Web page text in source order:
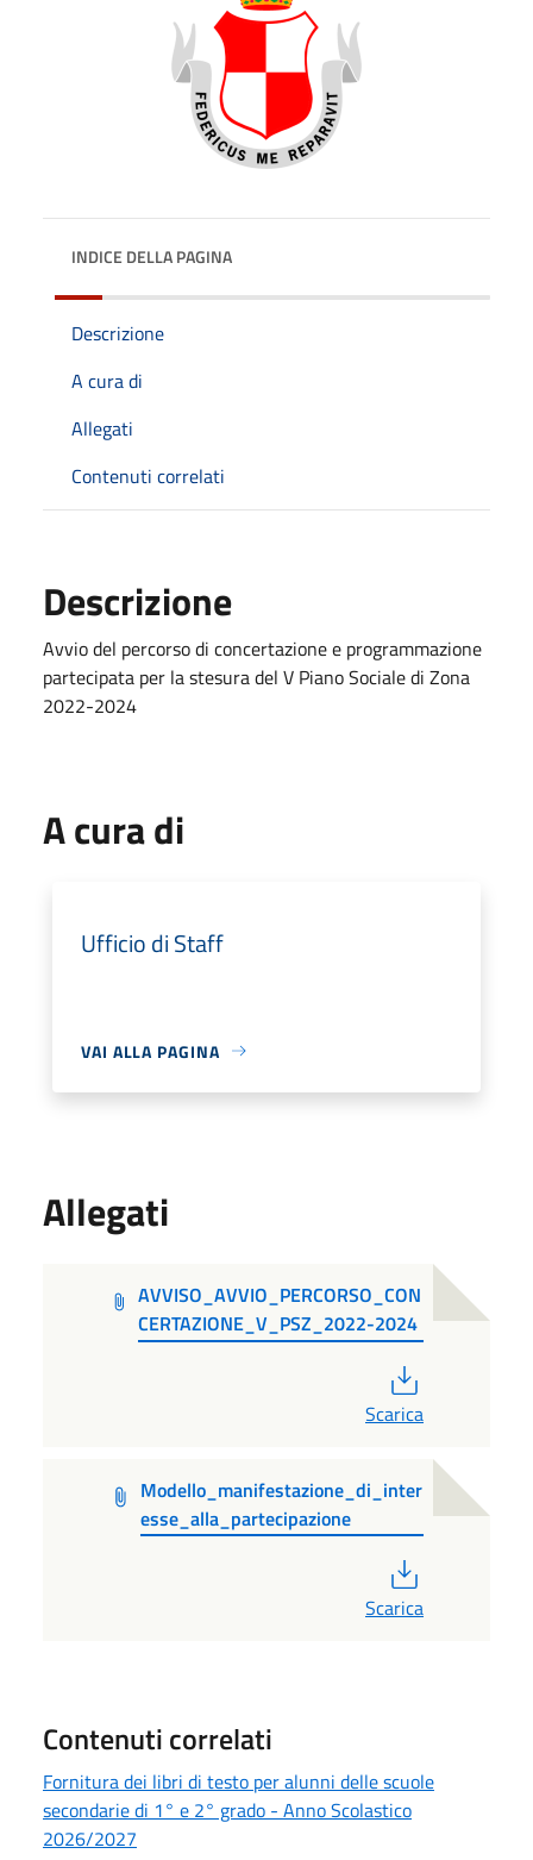
INDICE DELLA PAGINA
Descrizione
A cura di
Allegati
Contenuti correlati
Descrizione
Avvio del percorso di concertazione e programmazione
partecipata per la stesura del V Piano Sociale di Zona
2022-2024
A cura di
Ufficio di Staff
VAI ALLA PAGINA
Allegati
AVVISO_AVVIO_PERCORSO_CON
CERTAZIONE_V_PSZ_2022-2024
Scarica
Modello_manifestazione_di_inter
esse_alla_partecipazione
Scarica
Contenuti correlati
Fornitura dei libri di testo per alunni delle scuole
secondarie di 1° e 2° grado - Anno Scolastico
2026/2027